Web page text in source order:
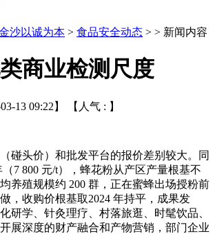
沙以诚为本 > 食品安全动态 > > 新闻内容
商业检测尺度
13 09:22】 【人气 : 】
头价）和批发平台的报价差别较大。同
7 800 元/t），蜂花粉从产区产量根基不
养殖规模约 200 群，正在蜜蜂出场授粉前
，收购价根基取2024 年持平，成果发
研学、针灸理疗、村落旅逛、时髦饮品、
展深度的财产融合和产物营销，部门企业